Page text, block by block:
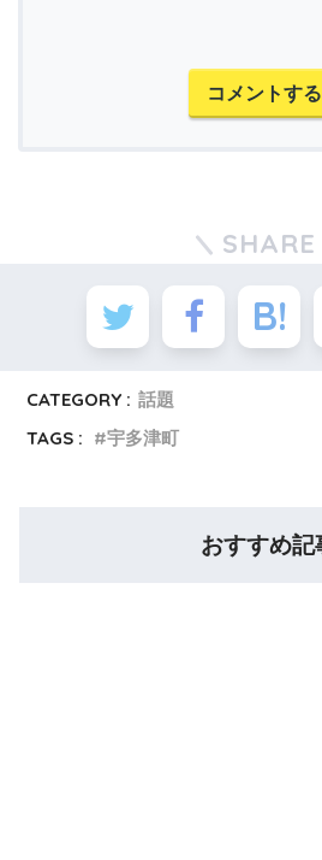
コメントする
SHARE
CATEGORY : 話題
TAGS :
宇多津町
おすすめ記